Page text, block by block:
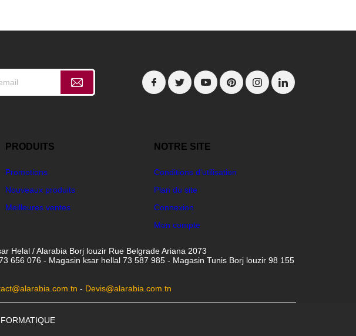
PRODUITS
Promotions
Nouveaux produits
Meilleures ventes
NOTRE SITE
Conditions d'utilisation
Plan du site
Connexion
Mon compte
Helal / Alarabia Borj louzir Rue Belgrade Ariana 2073
656 076 - Magasin ksar hellal 73 587 985 - Magasin Tunis Borj louzir 98 155
- Devis@alarabia.com.tn